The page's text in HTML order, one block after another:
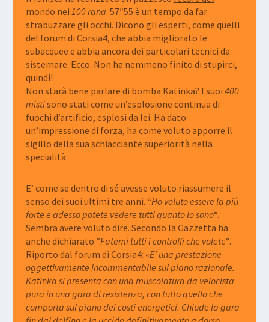
mondo nei 100 rana. 57″55 è un tempo da far
strabuzzare gli occhi. Dicono gli esperti, come quelli
del forum di Corsia4, che abbia migliorato le
subacquee e abbia ancora dei particolari tecnici da
sistemare. Ecco. Non ha nemmeno finito di stupirci,
quindi!
Non starà bene parlare di bomba Katinka? I suoi 400
mistisono stati come un’esplosione continua di
fuochi d’artificio, esplosi da lei. Ha dato
un’impressione di forza, ha come voluto apporre il
sigillo della sua schiacciante superiorità nella
specialità.
E’ come se dentro di sé avesse voluto riassumere il
senso dei suoi ultimi tre anni. “Ho voluto essere la più
forte e adesso potete vedere tutti quanto lo sono“.
Sembra avere voluto dire. Secondo la Gazzetta ha
anche dichiarato:”Fatemi tutti i controlli che volete“.
Riporto dal forum di Corsia4: «E’ una prestazione
oggettivamente incommentabile sul piano razionale.
Katinka si presenta con una muscolatura da velocista
pura in una gara di resistenza, con tutto quello che
comporta sul piano dei costi energetici. Chiude la gara